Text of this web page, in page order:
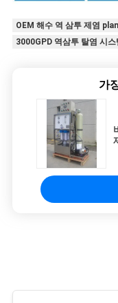
OEM 해수 역 삼투 제염
3000GPD 역삼투 탈염 시스
가